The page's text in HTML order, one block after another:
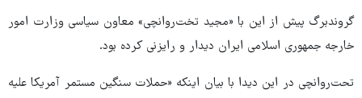
گروندبرگ پیش از این با «مجید تخت‌روانچی» معاون سیاسی وزارت امور
خارجه جمهوری اسلامی ایران دیدار و رایزنی کرده بود.
تحت‌روانچی در این دیدا با بیان اینکه «حملات سنگین مستمر آمریکا علیه